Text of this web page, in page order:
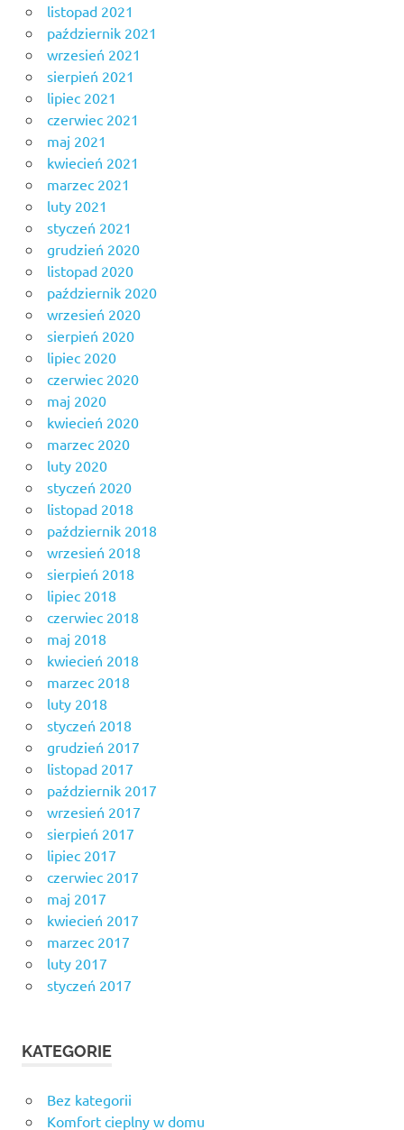
listopad 2021
październik 2021
wrzesień 2021
sierpień 2021
lipiec 2021
czerwiec 2021
maj 2021
kwiecień 2021
marzec 2021
luty 2021
styczeń 2021
grudzień 2020
listopad 2020
październik 2020
wrzesień 2020
sierpień 2020
lipiec 2020
czerwiec 2020
maj 2020
kwiecień 2020
marzec 2020
luty 2020
styczeń 2020
listopad 2018
październik 2018
wrzesień 2018
sierpień 2018
lipiec 2018
czerwiec 2018
maj 2018
kwiecień 2018
marzec 2018
luty 2018
styczeń 2018
grudzień 2017
listopad 2017
październik 2017
wrzesień 2017
sierpień 2017
lipiec 2017
czerwiec 2017
maj 2017
kwiecień 2017
marzec 2017
luty 2017
styczeń 2017
KATEGORIE
Bez kategorii
Komfort cieplny w domu